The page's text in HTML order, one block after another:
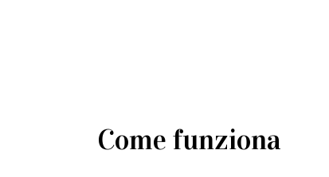
Come funziona